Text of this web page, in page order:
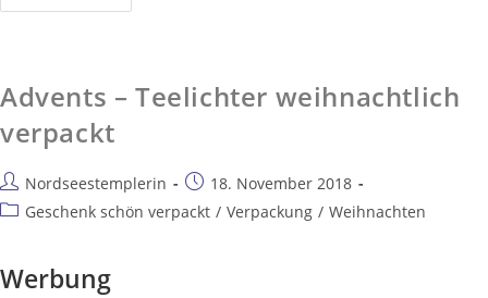
Advents – Teelichter weihnachtlich
verpackt
Nordseestemplerin
18. November 2018
Geschenk schön verpackt / Verpackung / Weihnachten
Werbung